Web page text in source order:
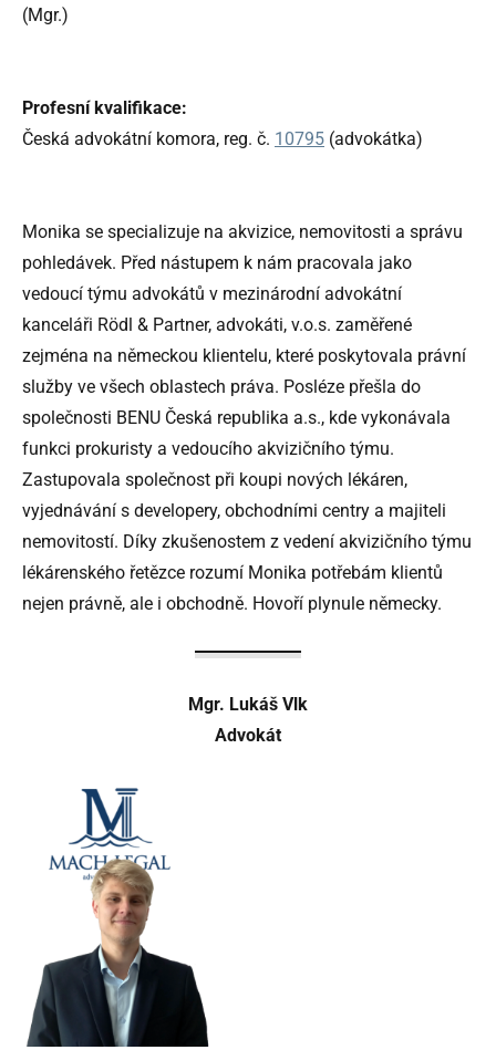
(Mgr.)
Profesní kvalifikace:
Česká advokátní komora, reg. č. 10795 (advokátka)
Monika se specializuje na akvizice, nemovitosti a správu
pohledávek. Před nástupem k nám pracovala jako
vedoucí týmu advokátů v mezinárodní advokátní
kanceláři Rödl & Partner, advokáti, v.o.s. zaměřené
zejména na německou klientelu, které poskytovala právní
služby ve všech oblastech práva. Posléze přešla do
společnosti BENU Česká republika a.s., kde vykonávala
funkci prokuristy a vedoucího akvizičního týmu.
Zastupovala společnost při koupi nových lékáren,
vyjednávání s developery, obchodními centry a majiteli
nemovitostí. Díky zkušenostem z vedení akvizičního týmu
lékárenského řetězce rozumí Monika potřebám klientů
nejen právně, ale i obchodně. Hovoří plynule německy.
Mgr. Lukáš Vlk
Advokát